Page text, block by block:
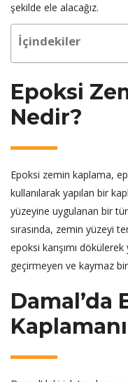
şekilde ele alacağız.
İçindekiler
Epoksi
Nedir?
Epoksi zemin kaplama,
kullanılarak yapılan bir
yüzeyine uygulanan bir
sırasında, zemin yüzeyi
epoksi karışımı dökülerek
geçirmeyen ve kaymaz
Damal’da